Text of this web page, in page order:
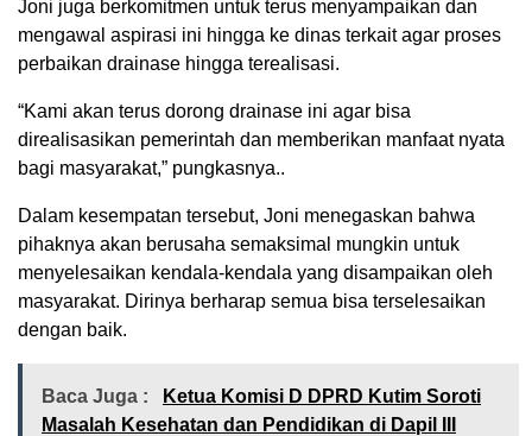
Joni juga berkomitmen untuk terus menyampaikan dan
mengawal aspirasi ini hingga ke dinas terkait agar proses
perbaikan drainase hingga terealisasi.
“Kami akan terus dorong drainase ini agar bisa
direalisasikan pemerintah dan memberikan manfaat nyata
bagi masyarakat,” pungkasnya..
Dalam kesempatan tersebut, Joni menegaskan bahwa
pihaknya akan berusaha semaksimal mungkin untuk
menyelesaikan kendala-kendala yang disampaikan oleh
masyarakat. Dirinya berharap semua bisa terselesaikan
dengan baik.
Baca Juga :
Ketua Komisi D DPRD Kutim Soroti
Masalah Kesehatan dan Pendidikan di Dapil III